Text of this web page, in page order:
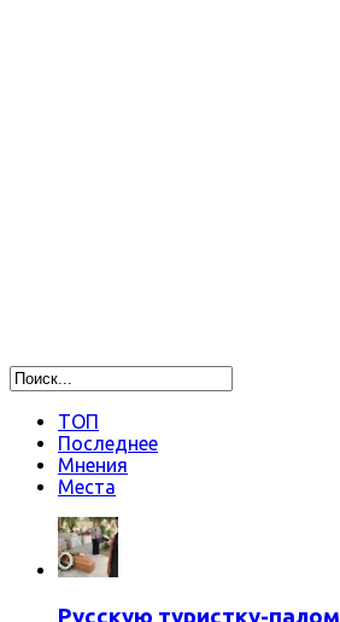
ТОП
Последнее
Мнения
Места
Русскую туристку-